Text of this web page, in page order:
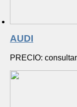
AUDI
PRECIO: